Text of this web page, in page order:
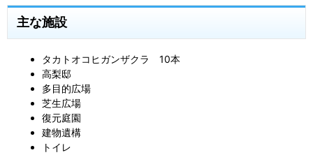
主な施設
タカトオコヒガンザクラ 10本
高梨邸
多目的広場
芝生広場
復元庭園
建物遺構
トイレ